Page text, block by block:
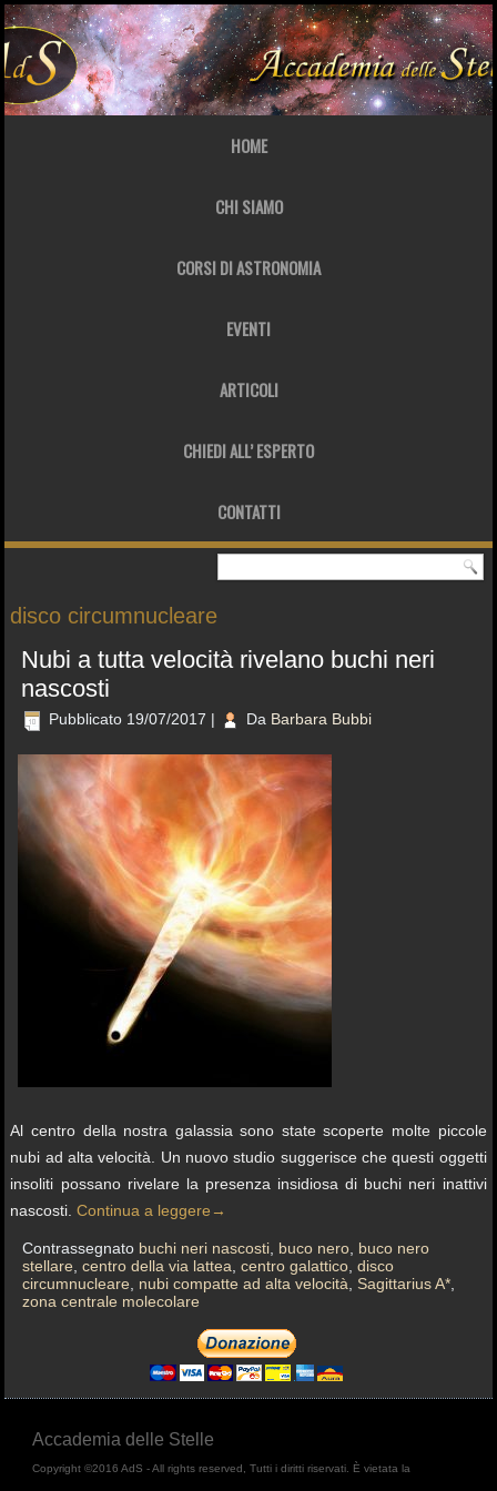
HOME
CHI SIAMO
CORSI DI ASTRONOMIA
EVENTI
ARTICOLI
CHIEDI ALL’ ESPERTO
CONTATTI
disco circumnucleare
Nubi a tutta velocità rivelano buchi neri
nascosti
Pubblicato 19/07/2017 | Da Barbara Bubbi
Al centro della nostra galassia sono state scoperte molte piccole
nubi ad alta velocità. Un nuovo studio suggerisce che questi oggetti
insoliti possano rivelare la presenza insidiosa di buchi neri inattivi
nascosti.Continua a leggere →
Contrassegnato buchi neri nascosti buco nero buco nero
stellare ,centro della via lattea ,centro galattico ,disco
circumnucleare
nubi compatte ad alta velocità Sagittarius A*
zona centrale molecolare
Accademia delle Stelle
Copyright ©2016 AdS - All rights reserved, Tutti i diritti riservati. È vietata la